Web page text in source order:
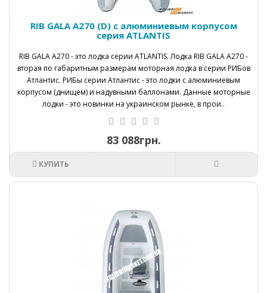
RIB GALA A270 (D) с алюминиевым корпусом
серия ATLANTIS
RIB GALA А270 - это лодка серии ATLANTIS. Лодка RIB GALA А270 -
вторая по габаритным размерам моторная лодка в серии РИБов
Атлантис. РИБы серии Атлантис - это лодки с алюминиевым
корпусом (днищем) и надувными баллонами. Данные моторные
лодки - это новинки на украинском рынке, в прои..
83 088грн.
КУПИТЬ